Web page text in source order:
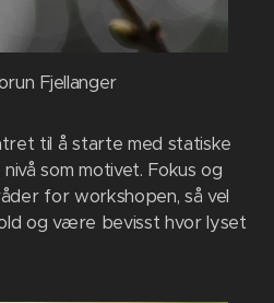
Fjellanger
til å starte med statiske
som motivet. Fokus og
for workshopen, så vel
og være bevisst hvor lyset